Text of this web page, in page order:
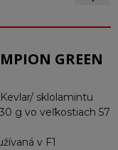
GREEN
sklolamintu
g vo veľkostiach 57
v F1